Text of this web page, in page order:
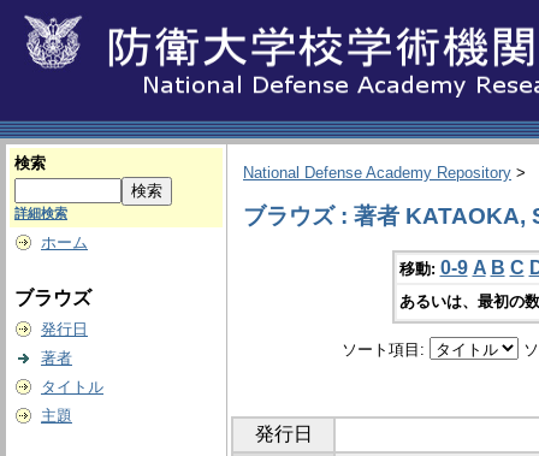
検索
詳細検索
ホーム
ブラウズ
発行日
著者
タイトル
主題
National Defense Academy Repository >
ブラウズ : 著者 KATAOKA,
移動: 0-9 A B C
あるいは、最初の
ソート項目:
発行日